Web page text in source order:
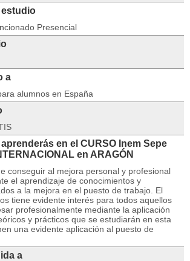
estudio
Presencial
a
alumnos en España
en el CURSO Inem Sepe
en ARAGÓN
conseguir al mejora personal y profesional
el aprendizaje de conocimientos y
a la mejora en el puesto de trabajo. El
tiene evidente interés para todos aquellos
profesionalmente mediante la aplicación
y prácticos que se estudiarán en esta
una evidente aplicación al puesto de
a